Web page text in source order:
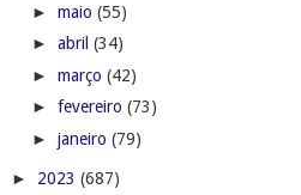
► maio (55)
► abril (34)
► março (42)
► fevereiro (73)
► janeiro (79)
► 2023 (687)